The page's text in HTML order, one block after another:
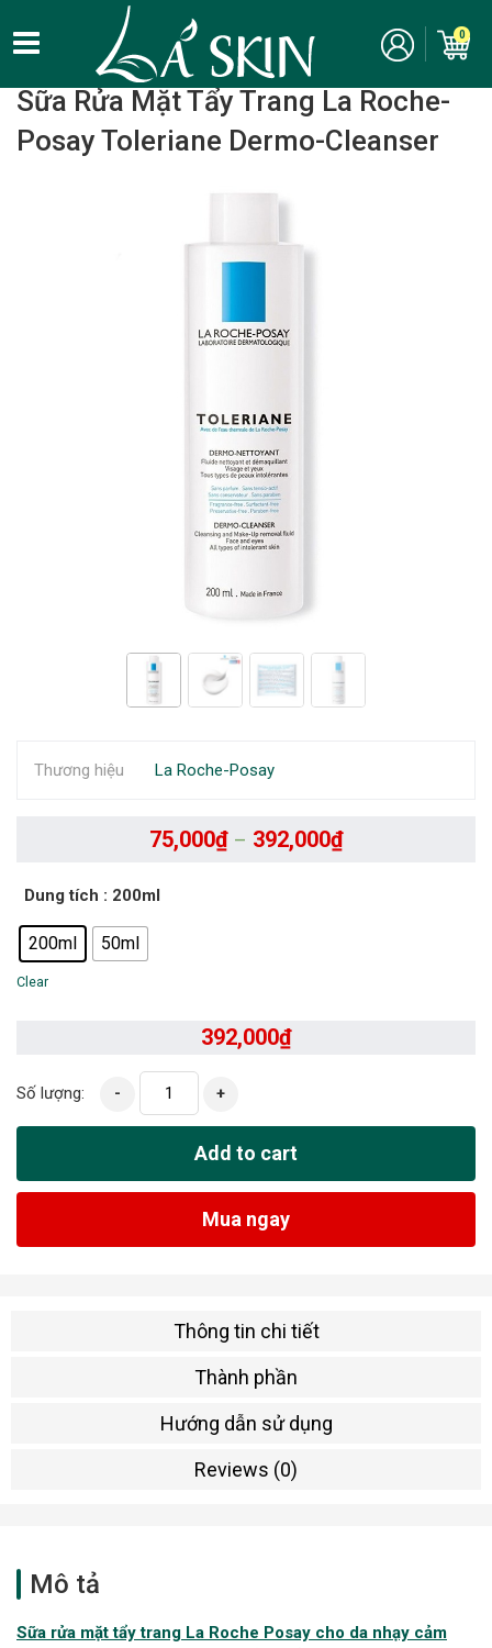
0
Home Chăm Sóc Da Mặt - Skincare/ Tẩy trang
Sữa Rửa Mặt Tẩy Trang La Roche-
Posay Toleriane Dermo-Cleanser
75,000₫– 392,000₫
Dung tích : 200ml
200ml 50ml
Clear
392,000₫
Số lượng: - +
Add to cart
Mua ngay
Thương hiệu La Roche-Posay
Thông tin chi tiết
Thành phần
Hướng dẫn sử dụng
Reviews (0)
Mô tả
Sữa rửa mặt tẩy trang La Roche Posay cho da nhạy cảm